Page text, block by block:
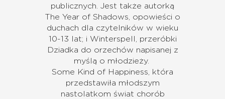
publicznych. Jest także autorką
The Year of Shadows, opowieści o
duchach dla czytelników w wieku
10-13 lat; i Winterspell, przeróbki
Dziadka do orzechów napisanej z
myślą o młodzieży.
Some Kind of Happiness, która
przedstawiła młodszym
nastolatkom świat chorób